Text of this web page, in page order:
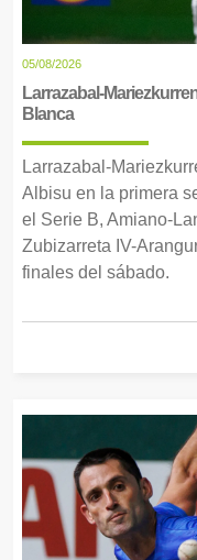
05/08/2026
Larrazabal-
Blanca
Larrazabal-
Albisu en la primera
el Serie B, Amiano-
Zubizarreta IV-
finales del sábado.